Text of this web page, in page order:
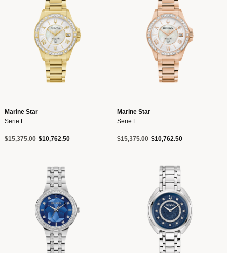
Marine Star
Serie L
Precio reducido de
$15,375.00a$10,762.50
Marine Star
Serie L
Precio reducido de
$15,375.00a$10,762.50